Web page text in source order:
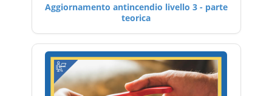
Aggiornamento antincendio livello 3 - parte
teorica